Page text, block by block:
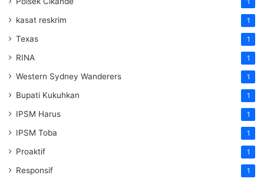
1
kasat reskrim 1
Texas 1
RINA 1
Western Sydney Wanderers 1
Bupati Kukuhkan 1
IPSM Harus 1
IPSM Toba 1
Proaktif 1
Responsif 1